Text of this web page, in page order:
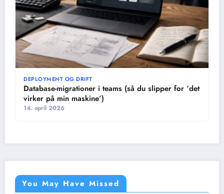
DEPLOYMENT OG DRIFT
Database-migrationer i teams (så du slipper for ‘det
virker på min maskine’)
14. april 2026
You May Have Missed